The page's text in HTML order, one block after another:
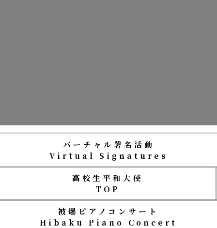
バーチャル署名活動
Virtual Signatures
高校生平和大使
TOP
被爆ピアノコンサート
Hibaku Piano Concert